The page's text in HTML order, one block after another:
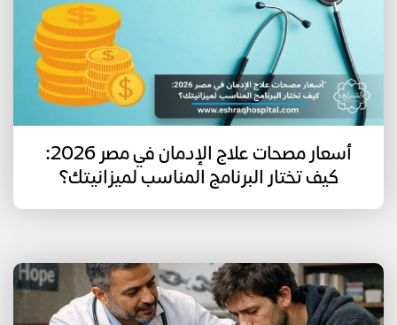
أسعار مصحات علاج الإدمان في مصر 2026:
كيف تختار البرنامج المناسب لميزانيتك؟